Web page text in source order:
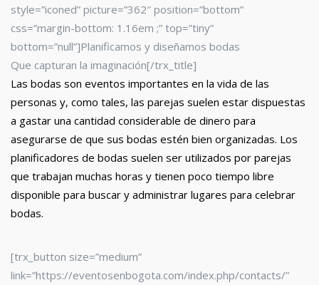
style=”iconed” picture=”362″ position=”bottom”
css=”margin-bottom: 1.16em ;” top=”tiny”
bottom=”null”]Planificamos y diseñamos bodas
Que capturan la imaginación[/trx_title]
Las bodas son eventos importantes en la vida de las
personas y, como tales, las parejas suelen estar dispuestas
a gastar una cantidad considerable de dinero para
asegurarse de que sus bodas estén bien organizadas. Los
planificadores de bodas suelen ser utilizados por parejas
que trabajan muchas horas y tienen poco tiempo libre
disponible para buscar y administrar lugares para celebrar
bodas.
[trx_button size=”medium”
link=”https://eventosenbogota.com/index.php/contacts/”